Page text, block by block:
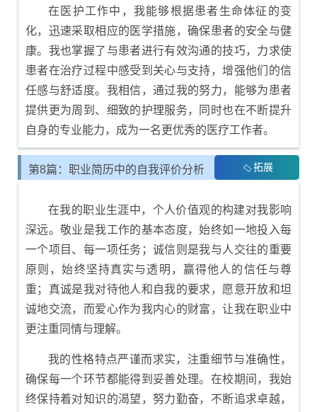
在医护工作中，我能够根据患者生命体征的变
化，迅速采取相应的医学措施，确保患者的安全与健
康。我也掌握了与患者进行有效沟通的技巧，力求使
患者在治疗过程中感受到关心与支持，增强他们的信
任感与舒适度。我相信，通过我的努力，能够为患者
提供更为周到、细致的护理服务，同时也在不断提升
自身的专业能力，成为一名更优秀的医疗工作者。
第8篇：职业简历中的自我评价分析 拓展
在我的职业生涯中，个人价值观的构建对我影响
深远。敬业是我工作的基本态度，始终如一地投入每
一个项目、每一项任务；诚信则是我与人交往的重要
原则，始终坚持真实与透明，赢得他人的信任与尊
重；真诚是我对待他人和自我的要求，愿意开放和坦
诚地交流，而爱心作为我内心的财富，让我在职业中
更注重同情与理解。
我的性格特点严谨而求实，注重细节与准确性，
确保每一个环节都能得到妥善处理。在校期间，我始
终保持着对知识的渴望，努力勤奋，不断追求卓越，